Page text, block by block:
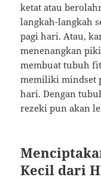
ketat atau
langkah-langkah
pagi hari. Atau,
menenangkan
membuat tubuh
memiliki mindset
hari. Dengan
rezeki pun akan
Kecil dari